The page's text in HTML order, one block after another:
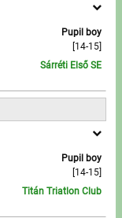
Pupil boy
[14-15]
Sárréti Első SE
Pupil boy
[14-15]
Titán Triatlon Club